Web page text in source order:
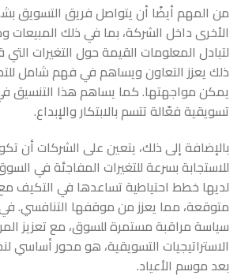
من المهم أيضًا أن يتواصل فريق التسويق
الأخرى داخل الشركة، بما في ذلك المبيعات
لتبادل المعلومات القيمة حول التغيرات
ذلك يعزز التعاون ويساهم في فهم شامل
يمكن مواجهتها. كما يساهم هذا التنسيق في
تسويقية فعّالة تتسم بالابتكار والإبداع.
بالإضافة إلى ذلك، يتعين على الشركات أن
للاستجابة بسرعة للتغيرات المفاجئة في
لديها خطط احتياطية تساعدها في التكيف
متوقعة، مما يعزز من موقفها التنافسي. في
سياسة مراقبة مستمرة للسوق، مع تعزيز
الاستراتيجيات التسويقية، هو محور أساسي
بعد موسم الأعياد.